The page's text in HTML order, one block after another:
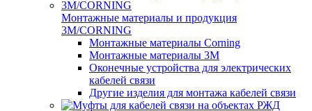
Монтажные материалы и продукция
3M/CORNING
Монтажные материалы Corning
Монтажные материалы 3M
Оконечные устройства для электрических
кабелей связи
Другие изделия для монтажа кабелей связи